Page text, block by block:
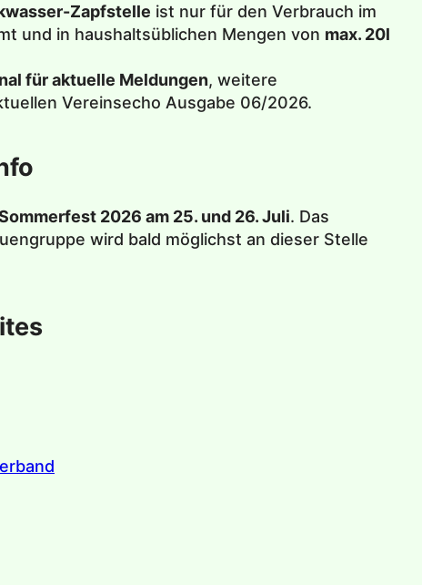
Zapfstelle ist nur für den Verbrauch im
und in haushaltsüblichen Mengen von max. 20l
für aktuelle Meldungen, weitere
Vereinsecho Ausgabe 06/2026.
2026 am 25. und 26. Juli. Das
wird bald möglichst an dieser Stelle